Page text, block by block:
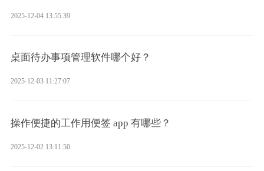
2025-12-04 13:55:39
桌面待办事项管理软件哪个好？
2025-12-03 11:27:07
操作便捷的工作用便签 app 有哪些？
2025-12-02 13:11:50